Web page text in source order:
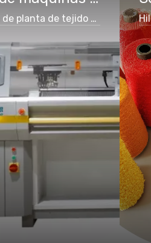
Solución de planta de tejido automática